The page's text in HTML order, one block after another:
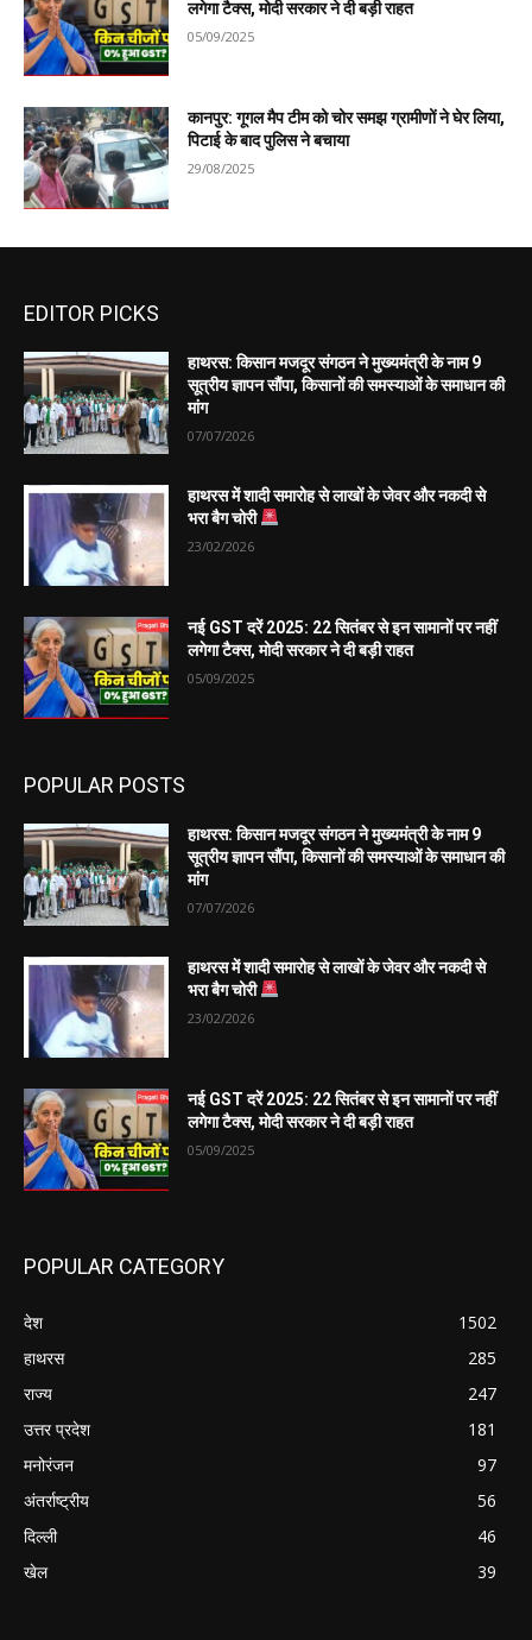
लगेगा टैक्स, मोदी सरकार ने दी बड़ी राहत
05/09/2025
कानपुर: गूगल मैप टीम को चोर समझ ग्रामीणों ने घेर लिया,
पिटाई के बाद पुलिस ने बचाया
29/08/2025
EDITOR PICKS
हाथरस: किसान मजदूर संगठन ने मुख्यमंत्री के नाम 9
सूत्रीय ज्ञापन सौंपा, किसानों की समस्याओं के समाधान की
मांग
07/07/2026
हाथरस में शादी समारोह से लाखों के जेवर और नकदी से
भरा बैग चोरी
23/02/2026
नई GST दरें 2025: 22 सितंबर से इन सामानों पर नहीं
लगेगा टैक्स, मोदी सरकार ने दी बड़ी राहत
05/09/2025
POPULAR POSTS
हाथरस: किसान मजदूर संगठन ने मुख्यमंत्री के नाम 9
सूत्रीय ज्ञापन सौंपा, किसानों की समस्याओं के समाधान की
मांग
07/07/2026
हाथरस में शादी समारोह से लाखों के जेवर और नकदी से
भरा बैग चोरी
23/02/2026
नई GST दरें 2025: 22 सितंबर से इन सामानों पर नहीं
लगेगा टैक्स, मोदी सरकार ने दी बड़ी राहत
05/09/2025
POPULAR CATEGORY
देश
1502
हाथरस
285
राज्य
247
उत्तर प्रदेश
181
मनोरंजन
97
अंतर्राष्ट्रीय
56
दिल्ली
46
खेल
39